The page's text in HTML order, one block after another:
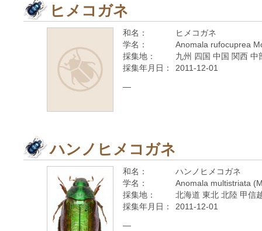
ヒメコガネ
和名：
ヒメコガネ
学名：
Anomala rufocuprea
採集地：
九州 四国 中国 関西
採集年月日：
2011-12-01
—
ハンノヒメコガネ
和名：
ハンノヒメコガネ
学名：
Anomala multistriata
採集地：
北海道 東北 北陸 甲信
採集年月日：
2011-12-01
—